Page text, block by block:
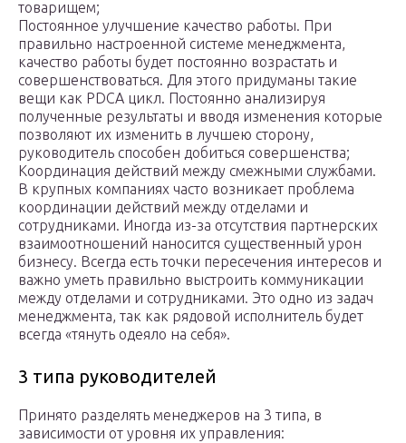
товарищем;
Постоянное улучшение качество работы. При
правильно настроенной системе менеджмента,
качество работы будет постоянно возрастать и
совершенствоваться. Для этого придуманы такие
вещи как PDCA цикл. Постоянно анализируя
полученные результаты и вводя изменения которые
позволяют их изменить в лучшею сторону,
руководитель способен добиться совершенства;
Координация действий между смежными службами.
В крупных компаниях часто возникает проблема
координации действий между отделами и
сотрудниками. Иногда из-за отсутствия партнерских
взаимоотношений наносится существенный урон
бизнесу. Всегда есть точки пересечения интересов и
важно уметь правильно выстроить коммуникации
между отделами и сотрудниками. Это одно из задач
менеджмента, так как рядовой исполнитель будет
всегда «тянуть одеяло на себя».
3 типа руководителей
Принято разделять менеджеров на 3 типа, в
зависимости от уровня их управления: